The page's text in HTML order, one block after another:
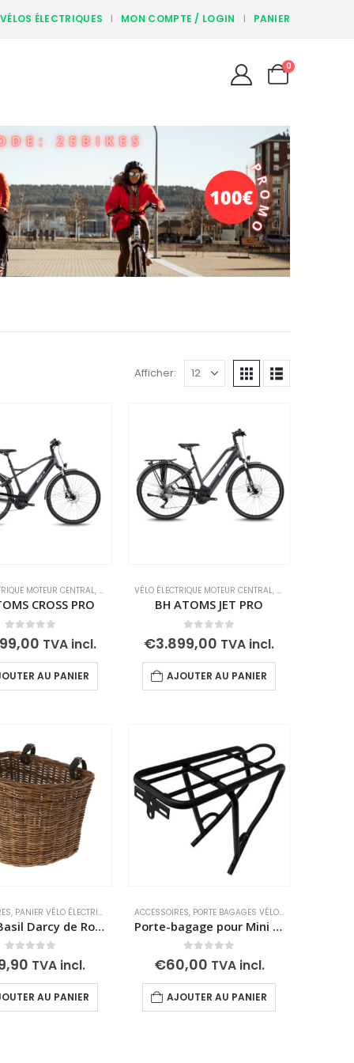
ÉLECTRIQUES MON COMPTE / LOGIN PANIER
0
Afficher:
VÉLOS ÉLECTRIQUES DE RANDONNÉE
MOTEUR CENTRAL, VÉLOS ÉLECTRIQUES,VÉLOS ÉLECTRIQUES DE RANDONNÉE
CROSS PRO
0out of 5TVA incl.
AU PANIER
VÉLO ÉLECTRIQUE MOTEUR CENTRAL,VÉLOS
BH ATOMS JET PRO
0out of 5
€3.899,00 TVA incl.
AJOUTER AU PANIER
, PANIER VÉLO ÉLECTRIQUE
Panier Basil Darcy de Rotin à Vélo
0out of 5
TVA incl.
AU PANIER
ACCESSOIRES, PORTE BAGAGES VÉLO ÉLECTRIQUE
Porte-bagage pour Mini et Mini PLUS
out of 5
€60,00 TVA incl.
AJOUTER AU PANIER